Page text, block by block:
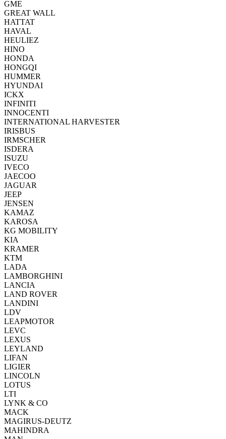
GME
GREAT WALL
HATTAT
HAVAL
HEULIEZ
HINO
HONDA
HONGQI
HUMMER
HYUNDAI
ICKX
INFINITI
INNOCENTI
INTERNATIONAL HARVESTER
IRISBUS
IRMSCHER
ISDERA
ISUZU
IVECO
JAECOO
JAGUAR
JEEP
JENSEN
KAMAZ
KAROSA
KG MOBILITY
KIA
KRAMER
KTM
LADA
LAMBORGHINI
LANCIA
LAND ROVER
LANDINI
LDV
LEAPMOTOR
LEVC
LEXUS
LEYLAND
LIFAN
LIGIER
LINCOLN
LOTUS
LTI
LYNK & CO
MACK
MAGIRUS-DEUTZ
MAHINDRA